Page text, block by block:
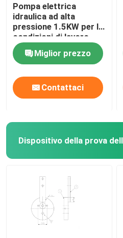
Pompa elettrica
idraulica ad alta
pressione 1.5KW per le
condizioni di lavoro
idrauliche
Miglior prezzo
Contattaci